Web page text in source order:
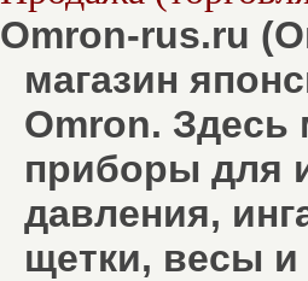
Omron-rus.ru
магазин
Omron. Здесь
приборы для
давления,
щетки, весы